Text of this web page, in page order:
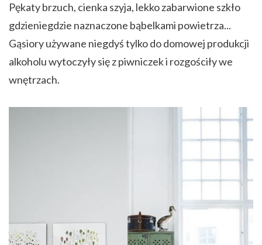
Pękaty brzuch, cienka szyja, lekko zabarwione szkło
gdzieniegdzie naznaczone bąbelkami powietrza...
Gąsiory używane niegdyś tylko do domowej produkcji
alkoholu wytoczyły się z piwniczek i rozgościły we
wnętrzach.